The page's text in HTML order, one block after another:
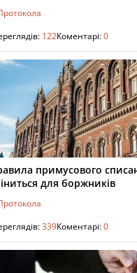
122Коментарі:0
примусового
для боржників
339Коментарі:0